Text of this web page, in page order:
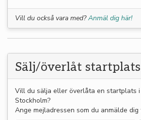
Vill du också vara med?Anmäl dig här!
Sälj/överlåt startplats
Vill du sälja eller överlåta en startplats
Stockholm?
Ange mejladressen som du anmälde